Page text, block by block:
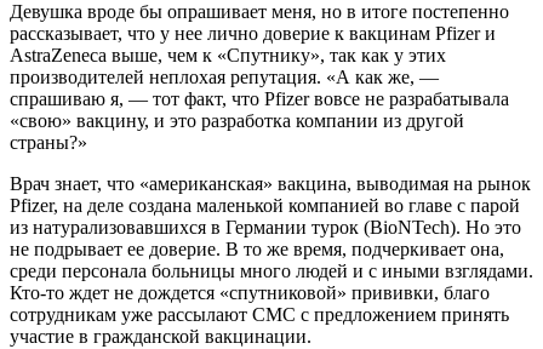
Девушка вроде бы опрашивает меня, но в итоге постепенно
рассказывает, что у нее лично доверие к вакцинам Pfizer и
AstraZeneca выше, чем к «Спутнику», так как у этих
производителей неплохая репутация. «А как же, —
спрашиваю я, — тот факт, что Pfizer вовсе не разрабатывала
«свою» вакцину, и это разработка компании из другой
страны?»
Врач знает, что «американская» вакцина, выводимая на рынок
Pfizer, на деле создана маленькой компанией во главе с парой
из натурализовавшихся в Германии турок (BioNTech). Но это
не подрывает ее доверие. В то же время, подчеркивает она,
среди персонала больницы много людей и с иными взглядами.
Кто-то ждет не дождется «спутниковой» прививки, благо
сотрудникам уже рассылают СМС с предложением принять
участие в гражданской вакцинации.